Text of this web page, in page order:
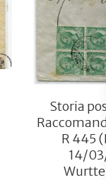
Storia
R 445
14/